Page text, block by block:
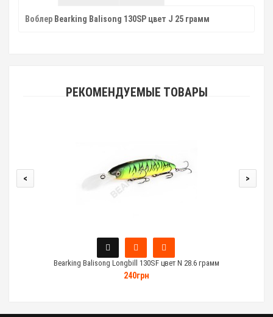
Воблер Bearking Balisong 130SP цвет J 25 грамм
РЕКОМЕНДУЕМЫЕ ТОВАРЫ
Bearking Balisong Longbill 130SF цвет N 28.6 грамм
240грн
< >